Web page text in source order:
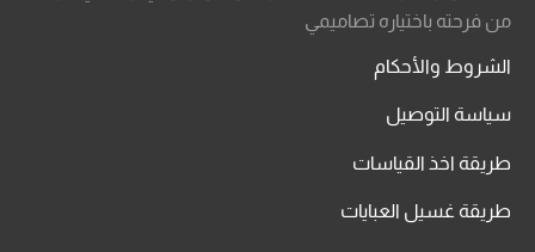
من فرحته باختياره تصاميمي
الشروط والأحكام
سياسة التوصيل
طريقة اخذ القياسات
طريقة غسيل العبايات